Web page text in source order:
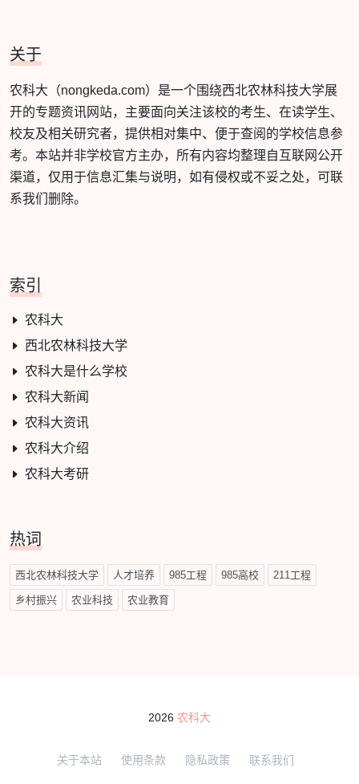
关于
农科大（nongkeda.com）是一个围绕西北农林科技大学展
开的专题资讯网站，主要面向关注该校的考生、在读学生、
校友及相关研究者，提供相对集中、便于查阅的学校信息参
考。本站并非学校官方主办，所有内容均整理自互联网公开
渠道，仅用于信息汇集与说明，如有侵权或不妥之处，可联
系我们删除。
索引
农科大
西北农林科技大学
农科大是什么学校
农科大新闻
农科大资讯
农科大介绍
农科大考研
热词
西北农林科技大学 人才培养 985工程 985高校 211工程
乡村振兴 农业科技 农业教育
2026 农科大
关于本站 使用条款 隐私政策 联系我们